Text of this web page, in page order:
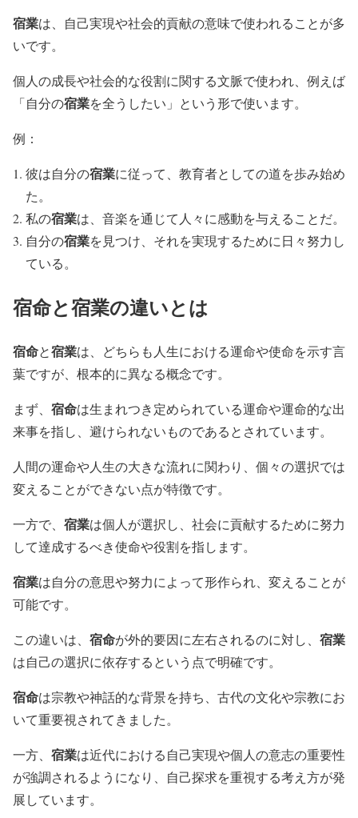
宿業は、自己実現や社会的貢献の意味で使われることが多
いです。
個人の成長や社会的な役割に関する文脈で使われ、例えば
「自分の宿業を全うしたい」という形で使います。
例：
彼は自分の宿業に従って、教育者としての道を歩み始め
た。
私の宿業は、音楽を通じて人々に感動を与えることだ。
自分の宿業を見つけ、それを実現するために日々努力し
ている。
宿命と宿業の違いとは
宿命と宿業は、どちらも人生における運命や使命を示す言
葉ですが、根本的に異なる概念です。
まず、 宿命は生まれつき定められている運命や運命的な出
来事を指し、避けられないものであるとされています。
人間の運命や人生の大きな流れに関わり、個々の選択では
変えることができない点が特徴です。
一方で、 宿業は個人が選択し、社会に貢献するために努力
して達成するべき使命や役割を指します。
宿業は自分の意思や努力によって形作られ、変えることが
可能です。
この違いは、 宿命が外的要因に左右されるのに対し、 宿業
は自己の選択に依存するという点で明確です。
宿命は宗教や神話的な背景を持ち、古代の文化や宗教にお
いて重要視されてきました。
一方、 宿業は近代における自己実現や個人の意志の重要性
が強調されるようになり、自己探求を重視する考え方が発
展しています。